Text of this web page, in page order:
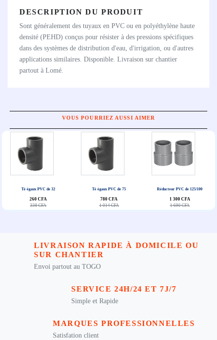
DESCRIPTION DU PRODUIT
Sont généralement des tuyaux en PVC ou en polyéthylène haute
densité (PEHD) conçus pour résister à des pressions spécifiques
dans des systèmes de distribution d'eau, d'irrigation, ou d'autres
applications similaires. Disponible. Livraison sur chantier
partout à Lomé.
VOUS POURRIEZ AUSSI AIMER
Té égaux PVC de 32
260 CFA
338 CFA
Té égaux PVC de 75
780 CFA
1 014 CFA
Réducteur PVC de 125/100
1 300 CFA
1 690 CFA
LIVRAISON RAPIDE À DOMICILE OU
SUR CHANTIER
Envoi partout au TOGO
SERVICE 24H/24 ET 7J/7
Simple et Rapide
MARQUES PROFESSIONNELLES
Satisfation client